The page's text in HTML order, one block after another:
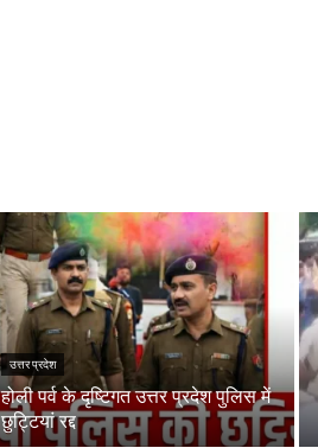
उत्तर प्रदेश
होली पर्व के दृष्टिगत उत्तर प्रदेश पुलिस में
छुट्टियां रद्द